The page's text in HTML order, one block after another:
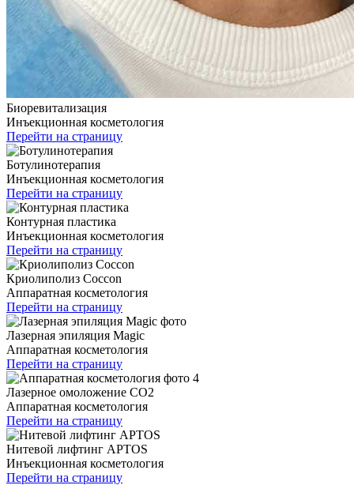
Биоревитализация
Инъекционная косметология
Перейти на страницу
Ботулинотерапия
Инъекционная косметология
Перейти на страницу
Контурная пластика
Инъекционная косметология
Перейти на страницу
Криолиполиз Coccon
Аппаратная косметология
Перейти на страницу
Лазерная эпиляция Magic
Аппаратная косметология
Перейти на страницу
Лазерное омоложение CO2
Аппаратная косметология
Перейти на страницу
Нитевой лифтинг APTOS
Инъекционная косметология
Перейти на страницу